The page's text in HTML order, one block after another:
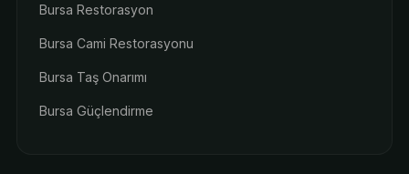
Bursa Restorasyon
Bursa Cami Restorasyonu
Bursa Taş Onarımı
Bursa Güçlendirme